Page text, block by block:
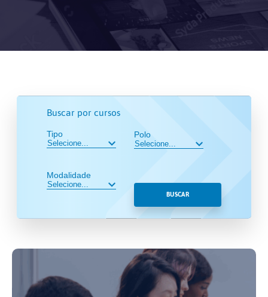
Buscar por cursos
Tipo
Modalidade
Polo
BUSCAR